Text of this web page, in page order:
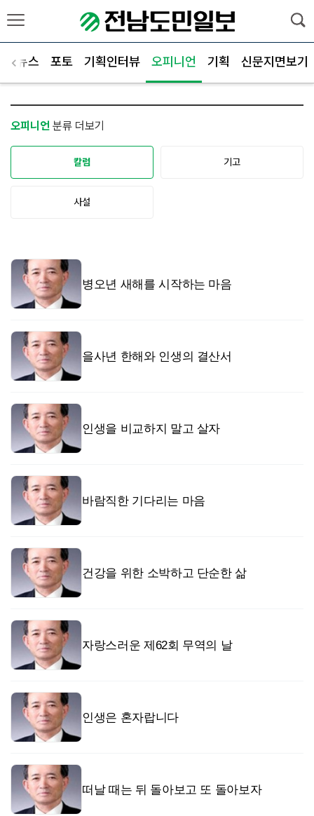
별뉴스 포토 기획인터뷰 오피니언 기획 신문지면보기
오피니언 분류 더보기
칼럼 기고
사설
병오년 새해를 시작하는 마음
을사년 한해와 인생의 결산서
인생을 비교하지 말고 살자
바람직한 기다리는 마음
건강을 위한 소박하고 단순한 삶
자랑스러운 제62회 무역의 날
인생은 혼자랍니다
떠날 때는 뒤 돌아보고 또 돌아보자